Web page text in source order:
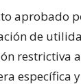
aprobado
de
restrictiva
específica